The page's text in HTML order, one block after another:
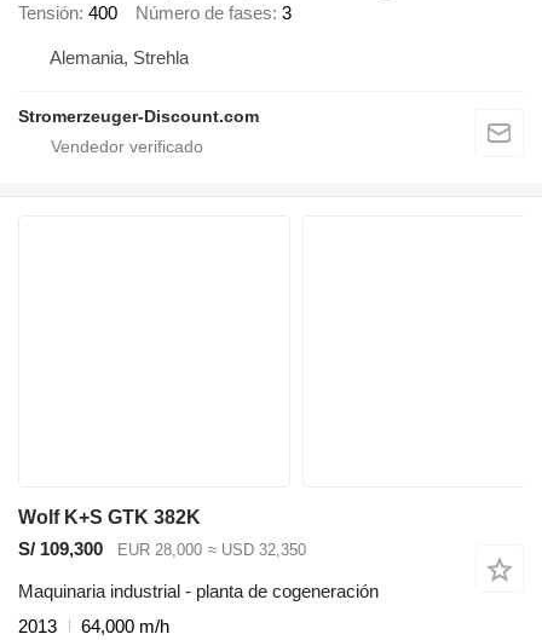
Tensión 400 Número de fases 3
Alemania, Strehla
Stromerzeuger-Discount.com
Wolf K+S GTK 382K
S/ 109,300
EUR 28,000 ≈ USD 32,350
Maquinaria industrial - planta de cogeneración
2013
64,000 m/h